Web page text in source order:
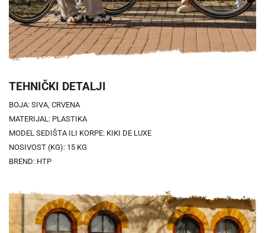
TEHNIČKI DETALJI
BOJA: SIVA, CRVENA
MATERIJAL: PLASTIKA
MODEL SEDIŠTA ILI KORPE: KIKI DE LUXE
NOSIVOST (KG): 15 KG
BREND: HTP